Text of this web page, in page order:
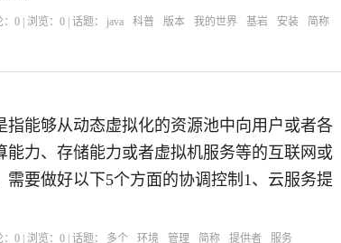
：0 | 浏览：0 | 话题： java 科普 版本 我的世界 基岩 安装 简称
指能够从动态虚拟化的资源池中向用户或者各
能力、存储能力或者虚拟机服务等的互联网或
需要做好以下5个方面的协调控制1、云服务提
：0 | 浏览：0 | 话题： 多个 环境 管理 简称 提供者 服务